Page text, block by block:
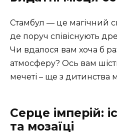
Стамбул — це магічний
де поруч співіснують
Чи вдалося вам хоча б
атмосферу? Ось вам
мечеті – ще з дитинства
Серце імперій:
та мозаїці